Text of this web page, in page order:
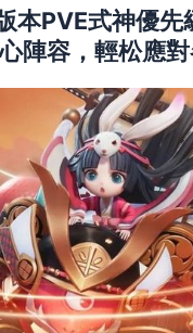
本PVE式神優先
陣容，輕松應